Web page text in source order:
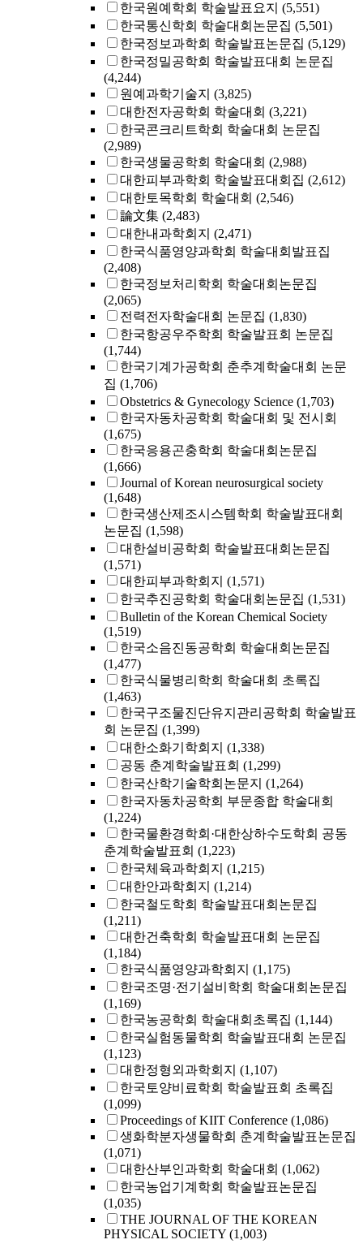
한국원예학회 학술발표요지 (5,551)
한국통신학회 학술대회논문집 (5,501)
한국정보과학회 학술발표논문집 (5,129)
한국정밀공학회 학술발표대회 논문집
(4,244)
원예과학기술지 (3,825)
대한전자공학회 학술대회 (3,221)
한국콘크리트학회 학술대회 논문집
(2,989)
한국생물공학회 학술대회 (2,988)
대한피부과학회 학술발표대회집 (2,612)
대한토목학회 학술대회 (2,546)
論文集 (2,483)
대한내과학회지 (2,471)
한국식품영양과학회 학술대회발표집
(2,408)
한국정보처리학회 학술대회논문집
(2,065)
전력전자학술대회 논문집 (1,830)
한국항공우주학회 학술발표회 논문집
(1,744)
한국기계가공학회 춘추계학술대회 논문
집 (1,706)
Obstetrics & Gynecology Science (1,703)
한국자동차공학회 학술대회 및 전시회
(1,675)
한국응용곤충학회 학술대회논문집
(1,666)
Journal of Korean neurosurgical society
(1,648)
한국생산제조시스템학회 학술발표대회
논문집 (1,598)
대한설비공학회 학술발표대회논문집
(1,571)
대한피부과학회지 (1,571)
한국추진공학회 학술대회논문집 (1,531)
Bulletin of the Korean Chemical Society
(1,519)
한국소음진동공학회 학술대회논문집
(1,477)
한국식물병리학회 학술대회 초록집
(1,463)
한국구조물진단유지관리공학회 학술발표
회 논문집 (1,399)
대한소화기학회지 (1,338)
공동 춘계학술발표회 (1,299)
한국산학기술학회논문지 (1,264)
한국자동차공학회 부문종합 학술대회
(1,224)
한국물환경학회·대한상하수도학회 공동
춘계학술발표회 (1,223)
한국체육과학회지 (1,215)
대한안과학회지 (1,214)
한국철도학회 학술발표대회논문집
(1,211)
대한건축학회 학술발표대회 논문집
(1,184)
한국식품영양과학회지 (1,175)
한국조명·전기설비학회 학술대회논문집
(1,169)
한국농공학회 학술대회초록집 (1,144)
한국실험동물학회 학술발표대회 논문집
(1,123)
대한정형외과학회지 (1,107)
한국토양비료학회 학술발표회 초록집
(1,099)
Proceedings of KIIT Conference (1,086)
생화학분자생물학회 춘계학술발표논문집
(1,071)
대한산부인과학회 학술대회 (1,062)
한국농업기계학회 학술발표논문집
(1,035)
THE JOURNAL OF THE KOREAN
PHYSICAL SOCIETY (1,003)